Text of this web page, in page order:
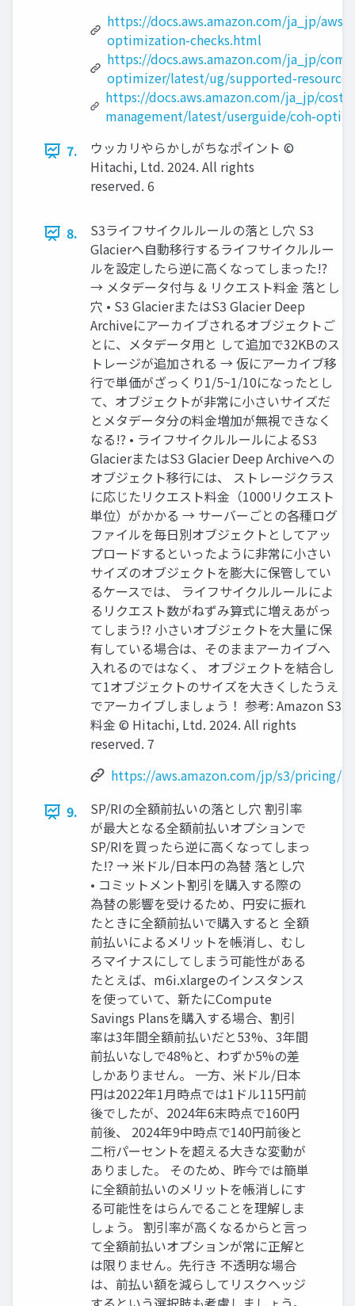
https://docs.aws.amazon.com/ja_jp/
optimization-checks.html
https://docs.aws.amazon.com/ja_jp/
optimizer/latest/ug/supported-
https://docs.aws.amazon.com/ja_jp/cost-
management/latest/userguide/coh-
7.
ウッカリやらかしがちなポイント ©
Hitachi, Ltd. 2024. All rights
reserved. 6
8.
S3ライフサイクルルールの落とし穴 S3
Glacierへ自動移行するライフサイクルルー
ルを設定したら逆に高くなってしまった!?
→ メタデータ付与 & リクエスト料金 落とし
穴 • S3 GlacierまたはS3 Glacier Deep
Archiveにアーカイブされるオブジェクトご
とに、メタデータ用と して追加で32KBのス
トレージが追加される → 仮にアーカイブ移
行で単価がざっくり1/5~1/10になったとし
て、オブジェクトが非常に小さいサイズだ
とメタデータ分の料金増加が無視できなく
なる!? • ライフサイクルルールによるS3
GlacierまたはS3 Glacier Deep Archiveへの
オブジェクト移行には、 ストレージクラス
に応じたリクエスト料金（1000リクエスト
単位）がかかる → サーバーごとの各種ログ
ファイルを毎日別オブジェクトとしてアッ
プロードするといったように非常に小さい
サイズのオブジェクトを膨大に保管してい
るケースでは、 ライフサイクルルールによ
るリクエスト数がねずみ算式に増えあがっ
てしまう!? 小さいオブジェクトを大量に保
有している場合は、そのままアーカイブへ
入れるのではなく、 オブジェクトを結合し
て1オブジェクトのサイズを大きくしたうえ
でアーカイブしましょう！ 参考: Amazon S3
料金 © Hitachi, Ltd. 2024. All rights
reserved. 7
https://aws.amazon.com/jp/s3/pricing/
9.
SP/RIの全額前払いの落とし穴 割引率
が最大となる全額前払いオプションで
SP/RIを買ったら逆に高くなってしまっ
た!? → 米ドル/日本円の為替 落とし穴
• コミットメント割引を購入する際の
為替の影響を受けるため、円安に振れ
たときに全額前払いで購入すると 全額
前払いによるメリットを帳消し、むし
ろマイナスにしてしまう可能性がある
たとえば、m6i.xlargeのインスタンス
を使っていて、新たにCompute
Savings Plansを購入する場合、割引
率は3年間全額前払いだと53%、3年間
前払いなしで48%と、わずか5%の差
しかありません。 一方、米ドル/日本
円は2022年1月時点では1ドル115円前
後でしたが、2024年6末時点で160円
前後、 2024年9中時点で140円前後と
二桁パーセントを超える大きな変動が
ありました。 そのため、昨今では簡単
に全額前払いのメリットを帳消しにす
る可能性をはらんでることを理解しま
しょう。 割引率が高くなるからと言っ
て全額前払いオプションが常に正解と
は限りません。先行き 不透明な場合
は、前払い額を減らしてリスクヘッジ